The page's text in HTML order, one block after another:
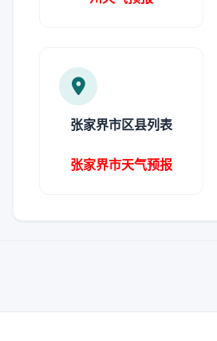
张家界市区县列表
张家界市天气预报